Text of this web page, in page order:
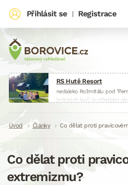
RS Hutě Resort
nedaleko Rožmitálu pod
brdských lesů je středisko
www.huteresort.cz
Přihlásit se | Registrace
Drobečková
Úvod Články Co dělat proti
Co dělat proti
extremizmu?